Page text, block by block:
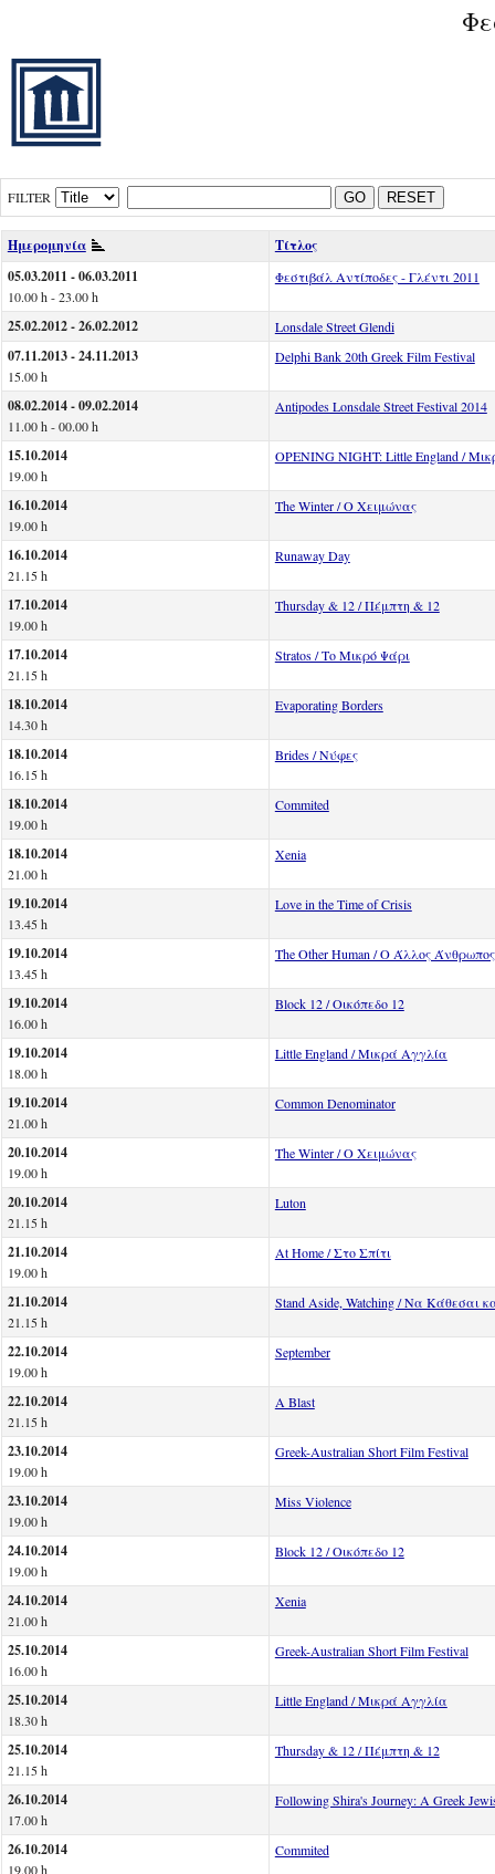
FILTER GO RESET
Ημερομηνία
Τίτλος
05.03.2011 - 06.03.2011
10.00 h - 23.00 h
Φεστιβάλ Αντίποδες - Γλέντι 2011
25.02.2012 - 26.02.2012 Lonsdale Street Glendi
07.11.2013 - 24.11.2013
15.00 h
Delphi Bank 20th Greek Film Festival
08.02.2014 - 09.02.2014
11.00 h - 00.00 h
Antipodes Lonsdale Street Festival 2014
15.10.2014
19.00 h
OPENING NIGHT: Little England /
16.10.2014
19.00 h
The Winter / Ο Χειμώνας
16.10.2014
21.15 h
Runaway Day
17.10.2014
19.00 h
Thursday & 12 / Πέμπτη & 12
17.10.2014
21.15 h
Stratos / Το Μικρό Ψάρι
18.10.2014
14.30 h
Evaporating Borders
18.10.2014
16.15 h
Brides / Νύφες
18.10.2014
19.00 h
Commited
18.10.2014
21.00 h
Xenia
19.10.2014
13.45 h
Love in the Time of Crisis
19.10.2014
13.45 h
The Other Human / Ο Άλλος Άνθρωπος
19.10.2014
16.00 h
Block 12 / Οικόπεδο 12
19.10.2014
18.00 h
Little England / Μικρά Αγγλία
19.10.2014
21.00 h
Common Denominator
20.10.2014
19.00 h
The Winter / Ο Χειμώνας
20.10.2014
21.15 h
Luton
21.10.2014
19.00 h
At Home / Στο Σπίτι
21.10.2014
21.15 h
Stand Aside, Watching / Να Κάθεσαι
22.10.2014
19.00 h
September
22.10.2014
21.15 h
A Blast
23.10.2014
19.00 h
Greek-Australian Short Film Festival
23.10.2014
19.00 h
Miss Violence
24.10.2014
19.00 h
Block 12 / Οικόπεδο 12
24.10.2014
21.00 h
Xenia
25.10.2014
16.00 h
Greek-Australian Short Film Festival
25.10.2014
18.30 h
Little England / Μικρά Αγγλία
25.10.2014
21.15 h
Thursday & 12 / Πέμπτη & 12
26.10.2014
17.00 h
Following Shira's Journey: A Greek
26.10.2014
19.00 h
Commited